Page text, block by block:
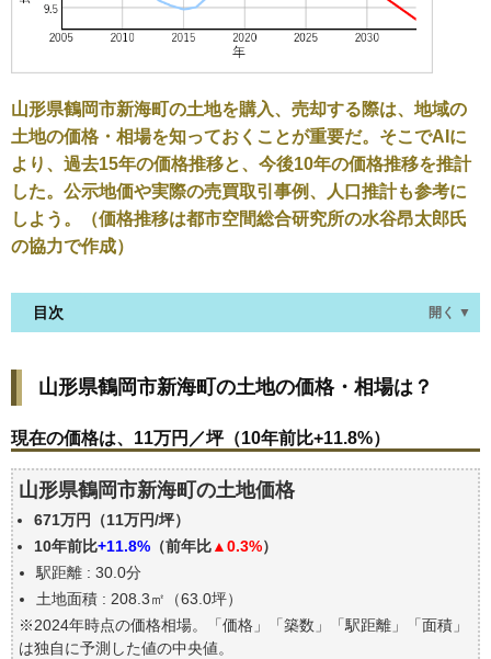
山形県鶴岡市新海町の土地を購入、売却する際は、地域の
土地の価格・相場を知っておくことが重要だ。そこでAIに
より、過去15年の価格推移と、今後10年の価格推移を推計
した。公示地価や実際の売買取引事例、人口推計も参考に
しよう。（価格推移は都市空間総合研究所の水谷昂太郎氏
の協力で作成）
目次 開く ▼
現在の価格は、11万円／坪（10年前比+11.8%）
価格を詳細に分析しよう
山形県鶴岡市新海町の土地の過去の売買事例
公示地価はいくら
エリアの将来性を人口予想から検討しよう
自分の年収でいくらの不動産が買える？
山形県鶴岡市新海町の土地の価格・相場は？
現在の価格は、11万円／坪（10年前比+11.8%）
山形県鶴岡市新海町の土地価格
671万円（11万円/坪）
10年前比+11.8% （前年比▲0.3%）
駅距離 : 30.0分
土地面積 : 208.3㎡（63.0坪）
※2024年時点の価格相場。「価格」「築数」「駅距離」「面積」
は独自に予測した値の中央値。